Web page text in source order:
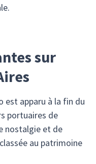
sur
est apparu à la fin du
portuaires de
nostalgie et de
au patrimoine